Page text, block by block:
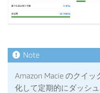
Amazon Macie のクイ
化して定期的にダッシ